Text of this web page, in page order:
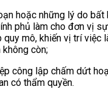
hoặc những lý do bất
phủ làm cho đơn vị
quy mô, khiến vị trí việc
còn;
công lập chấm dứt
có thẩm quyền.